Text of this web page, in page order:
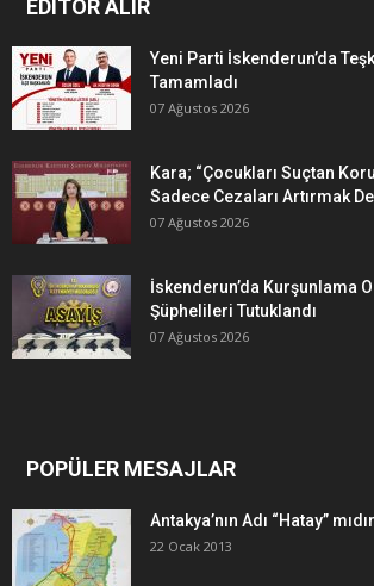
EDITÖR ALIR
Yeni Parti İskenderun’da
Tamamladı
07 Ağustos 2026
Kara; “Çocukları Suçtan
Sadece Cezaları Artırmak
07 Ağustos 2026
İskenderun’da Kurşunlama
Şüphelileri Tutuklandı
07 Ağustos 2026
POPÜLER MESAJLAR
Antakya’nın Adı “Hatay”
22 Ocak 2013